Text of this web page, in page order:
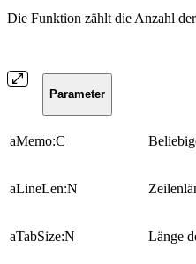
Die Funktion zählt die Anzahl
Parameter
aMemo:C
aLineLen:N
aTabSize:N Länge